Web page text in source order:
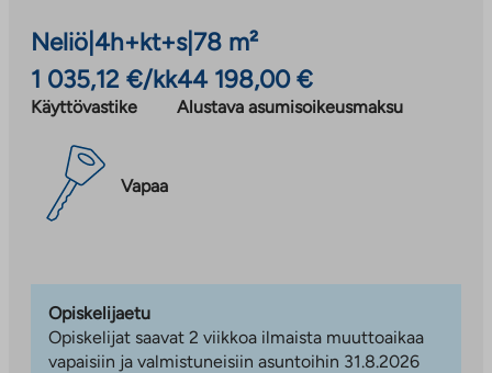
Neliö 4h+kt+s| 78 m²
1 035,12 €/kk
Käyttövastike
44 198,00 €
Alustava asumisoikeusmaksu
Vapaa
Opiskelijaetu
Opiskelijat saavat 2 viikkoa ilmaista muuttoaikaa
vapaisiin ja valmistuneisiin asuntoihin 31.8.2026